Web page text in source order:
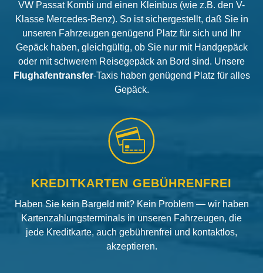
VW Passat Kombi und einen Kleinbus (wie z.B. den V-
Klasse Mercedes-Benz). So ist sichergestellt, daß Sie in
unseren Fahrzeugen genügend Platz für sich und Ihr
Gepäck haben, gleichgültig, ob Sie nur mit Handgepäck
oder mit schwerem Reisegepäck an Bord sind. Unsere
Flughafentransfer-Taxis haben genügend Platz für alles
Gepäck.
KREDITKARTEN GEBÜHRENFREI
Haben Sie kein Bargeld mit? Kein Problem — wir haben
Kartenzahlungsterminals in unseren Fahrzeugen, die
jede Kreditkarte, auch gebührenfrei und kontaktlos,
akzeptieren.